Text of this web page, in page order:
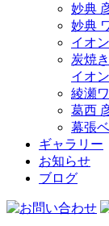
妙典
妙典
イオ
炭焼
イオ
綾瀬
葛西
幕張
ギャラリー
お知らせ
ブログ